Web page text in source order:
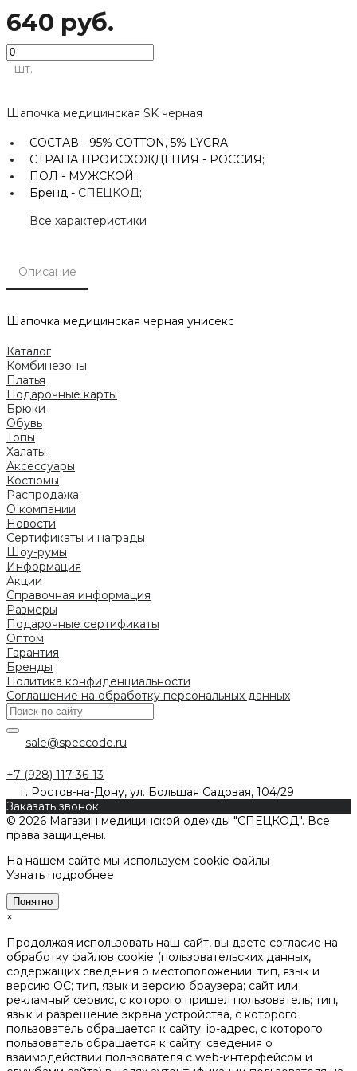
640 руб.
шт.
Шапочка медицинская SK черная
СОСТАВ - 95% COTTON, 5% LYCRA;
СТРАНА ПРОИСХОЖДЕНИЯ - РОССИЯ;
ПОЛ - МУЖСКОЙ;
Бренд - СПЕЦКОД;
Все характеристики
Описание
Шапочка медицинская черная унисекс
Каталог
Комбинезоны
Платья
Подарочные карты
Брюки
Обувь
Топы
Халаты
Аксессуары
Костюмы
Распродажа
О компании
Новости
Сертификаты и награды
Шоу-румы
Информация
Акции
Справочная информация
Размеры
Подарочные сертификаты
Оптом
Гарантия
Бренды
Политика конфиденциальности
Соглашение на обработку персональных данных
sale@speccode.ru
+7 (928) 117-36-13
г. Ростов-на-Дону, ул. Большая Садовая, 104/29
Заказать звонок
© 2026 Магазин медицинской одежды "СПЕЦКОД". Все
права защищены.
На нашем сайте мы используем cookie файлы
Узнать подробнее
Понятно
×
Продолжая использовать наш сайт, вы даете согласие на
обработку файлов cookie (пользовательских данных,
содержащих сведения о местоположении; тип, язык и
версию ОС; тип, язык и версию браузера; сайт или
рекламный сервис, с которого пришел пользователь; тип,
язык и разрешение экрана устройства, с которого
пользователь обращается к сайту; ip-адрес, с которого
пользователь обращается к сайту; сведения о
взаимодействии пользователя с web-интерфейсом и